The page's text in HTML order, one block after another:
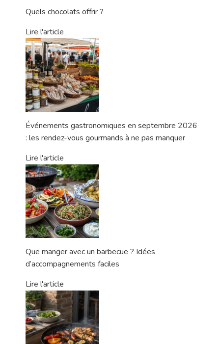
Quels chocolats offrir ?
Lire l'article
Événements gastronomiques en septembre 2026
: les rendez-vous gourmands à ne pas manquer
Lire l'article
Que manger avec un barbecue ? Idées
d’accompagnements faciles
Lire l'article